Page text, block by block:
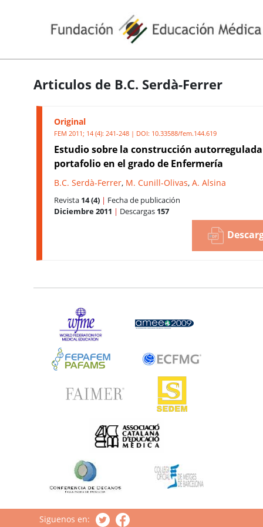
Articulos de B.C. Serdà-Ferrer
Original
FEM 2011; 14 (4): 241-248 | DOI: 10.33588/fem.144.619
Estudio sobre la construcción
portafolio en el grado de Enfermería
B.C. Serdà-Ferrer, M. Cunill-Olivas, A. Alsina
Revista 14 (4) | Fecha de publicación
Diciembre 2011 | Descargas 157
Siguenos en: